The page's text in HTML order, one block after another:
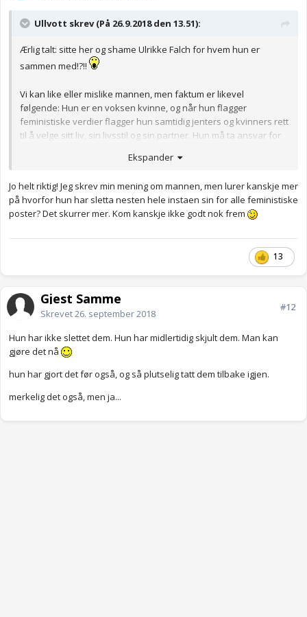
Ullvott skrev (På 26.9.2018 den 13.51):
Ærlig talt: sitte her og shame Ulrikke Falch for hvem hun er
sammen med!?!!
Vi kan like eller mislike mannen, men faktum er likevel
følgende: Hun er en voksen kvinne, og når hun flagger
feministiske verdier flagger hun samtidig jenters og kvinners rett
til å velge sitt liv, sin livsstil og sin partner. Hun må ta ansvar for
ingen ting i verden som tyder på at det er noe tvangsmessig over
noe man ikke burde moralisere over.
Ser dere virkelig ikke den enorme ironien i å «shame» henne
de er forelsket? Er det ikke nettopp feminisme å stå fritt til hvem
Ekspander
Jo helt riktig! Jeg skrev min mening om mannen, men lurer kanskje mer
på hvorfor hun har sletta nesten hele instaen sin for alle feministiske
poster? Det skurrer mer. Kom kanskje ikke godt nok frem
13
Gjest Samme
Skrevet26. september 2018
#12
Hun har ikke slettet dem. Hun har midlertidig skjult dem. Man kan
gjøre det nå
hun har gjort det før også, og så plutselig tatt dem tilbake igjen.
merkelig det også, men ja...